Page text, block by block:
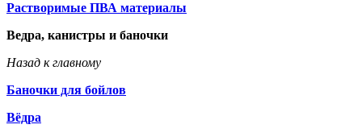
Растворимые ПВА материалы
Ведра, канистры и баночки
Назад к главному
Баночки для бойлов
Вёдра